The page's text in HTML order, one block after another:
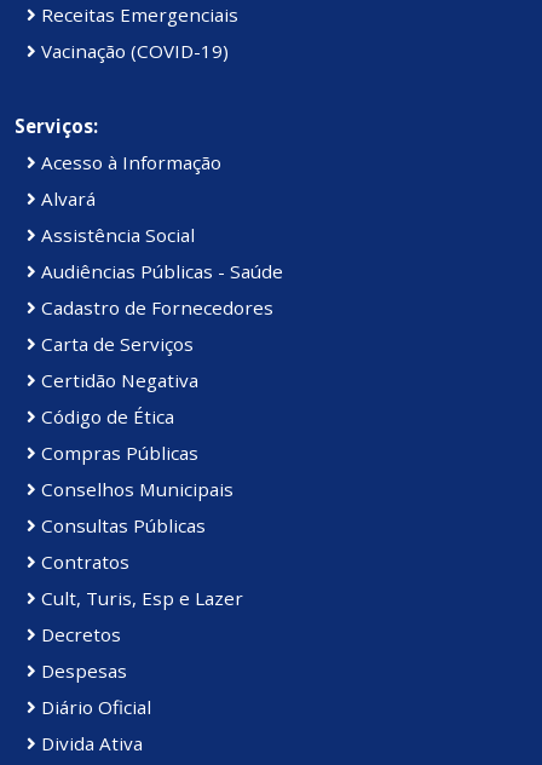
Receitas Emergenciais
Vacinação (COVID-19)
Serviços:
Acesso à Informação
Alvará
Assistência Social
Audiências Públicas - Saúde
Cadastro de Fornecedores
Carta de Serviços
Certidão Negativa
Código de Ética
Compras Públicas
Conselhos Municipais
Consultas Públicas
Contratos
Cult, Turis, Esp e Lazer
Decretos
Despesas
Diário Oficial
Divida Ativa